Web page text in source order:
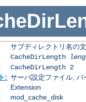
サブディレクトリ名の
CacheDirLength
CacheDirLength 2
: サーバ設定ファイル, バ
Extension
mod_cache_disk